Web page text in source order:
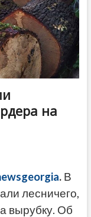
на
.В
лесничего,
вырубку. Об